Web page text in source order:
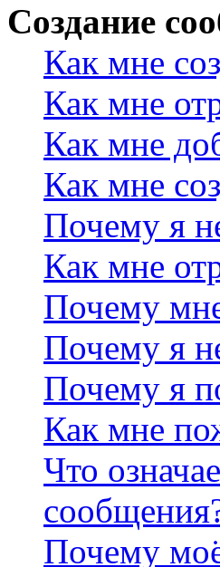
Создание
Как мне
Как мне
Как мне
Как мне
Почему я
Как мне
Почему
Почему я
Почему я
Как мне
Что
Почему